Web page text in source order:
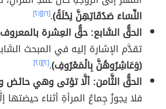
النِّسَاءَ صَدُقَاتِهِنَّ نِحْلَةً).[١٦] [٢١]
الحقُّ السَّابع: حقُّ العِشرة
تقدَّم الإشارة إليه في المبحث
(وَعَاشِرُوهُنَّ بِالْمَعْرُوفِ).[٢] [٢١]
الحقُّ الثَّامن: ألَّا تؤتى وهي حائض
فلا يجوزُ جِماعُ المرأةِ أثناءَ حيضتها